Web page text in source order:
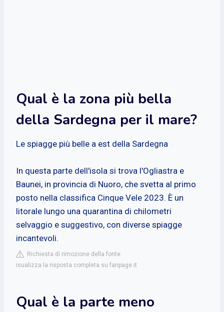
Qual è la zona più bella
della Sardegna per il mare?
Le spiagge più belle a est della Sardegna
In questa parte dell'isola si trova l'Ogliastra e
Baunei, in provincia di Nuoro, che svetta al primo
posto nella classifica Cinque Vele 2023. È un
litorale lungo una quarantina di chilometri
selvaggio e suggestivo, con diverse spiagge
incantevoli.
Richiesta di rimozione della fonte
isualizza la risposta completa su fanpage.it
Qual è la parte meno